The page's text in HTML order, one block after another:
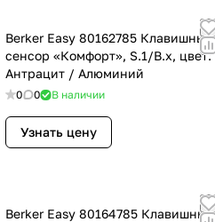
Berker Easy 80162785 Клавишный
сенсор «Комфорт», S.1/B.x, цвет:
Антрацит / Алюминий
0 0 В наличии
Узнать цену
Berker Easy 80164785 Клавишный